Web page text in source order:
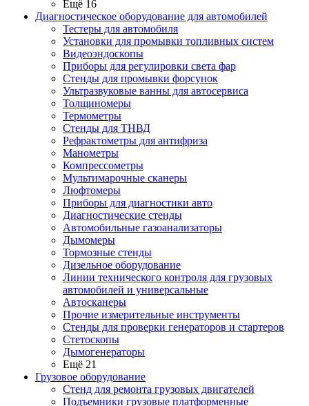
Ещё 16
Диагностическое оборудование для автомобилей
Тестеры для автомобиля
Установки для промывки топливных систем
Видеоэндоскопы
Приборы для регулировки света фар
Стенды для промывки форсунок
Ультразвуковые ванны для автосервиса
Толщиномеры
Термометры
Стенды для ТНВД
Рефрактометры для антифриза
Манометры
Компрессометры
Мультимарочные сканеры
Люфтомеры
Приборы для диагностики авто
Диагностические стенды
Автомобильные газоанализаторы
Дымомеры
Тормозные стенды
Дизельное оборудование
Линии технического контроля для грузовых
автомобилей и универсальные
Автосканеры
Прочие измерительные инструменты
Стенды для проверки генераторов и стартеров
Стетоскопы
Дымогенераторы
Ещё 21
Грузовое оборудование
Стенд для ремонта грузовых двигателей
Подъемники грузовые платформенные